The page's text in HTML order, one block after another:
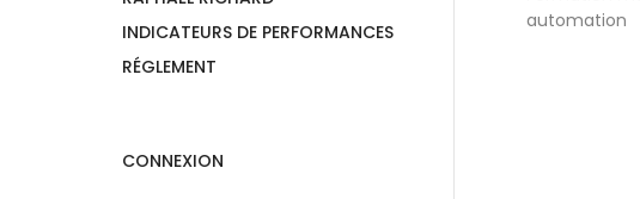
INDICATEURS DE PERFORMANCES
RÉGLEMENT
CONNEXION
automation